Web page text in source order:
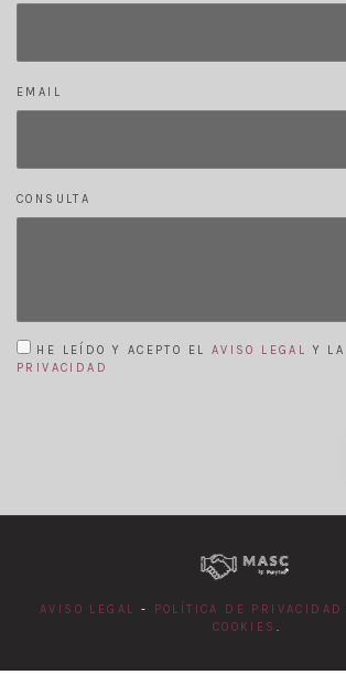
EMAIL
CONSULTA
HE LEÍDO Y ACEPTO EL AVISO LEGAL Y LA
PRIVACIDAD
AVISO LEGAL - POLÍTICA DE PRIVACIDAD
COOKIES .